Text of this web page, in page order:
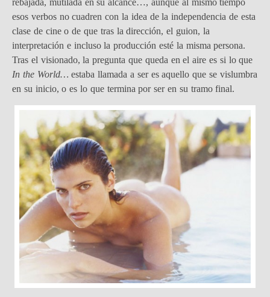
esos verbos no cuadren con la idea de la independencia de esta
clase de cine o de que tras la dirección, el guion, la
interpretación e incluso la producción esté la misma persona.
Tras el visionado, la pregunta que queda en el aire es si lo que
In the World… estaba llamada a ser es aquello que se vislumbra
en su inicio, o es lo que termina por ser en su tramo final.